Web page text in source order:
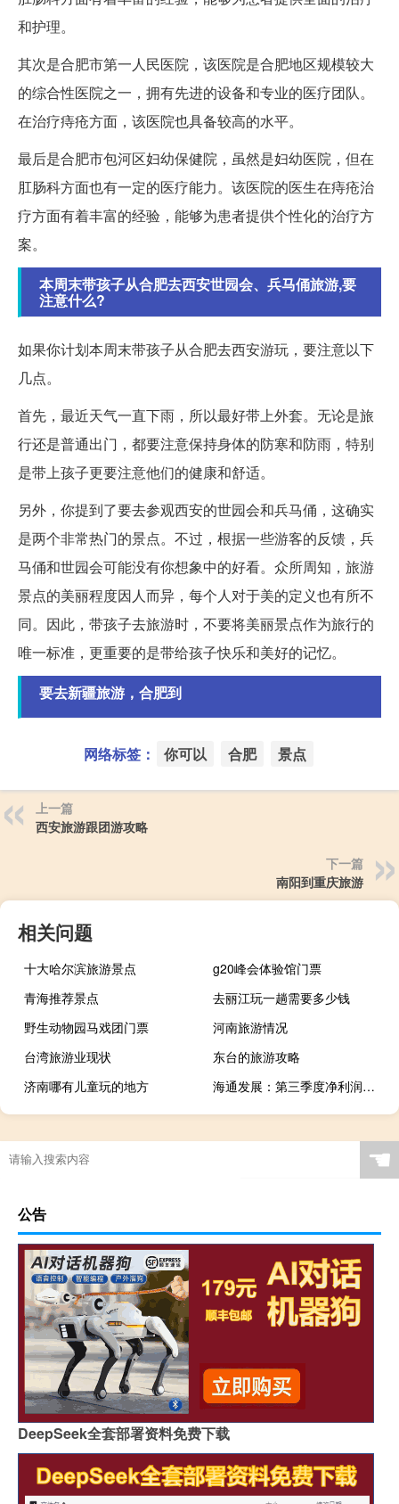
和护理。
其次是合肥市第一人民医院，该医院是合肥地区规模较大
的综合性医院之一，拥有先进的设备和专业的医疗团队。
在治疗痔疮方面，该医院也具备较高的水平。
最后是合肥市包河区妇幼保健院，虽然是妇幼医院，但在
肛肠科方面也有一定的医疗能力。该医院的医生在痔疮治
疗方面有着丰富的经验，能够为患者提供个性化的治疗方
案。
本周末带孩子从合肥去西安世园会、兵马俑旅游,要
注意什么?
如果你计划本周末带孩子从合肥去西安游玩，要注意以下
几点。
首先，最近天气一直下雨，所以最好带上外套。无论是旅
行还是普通出门，都要注意保持身体的防寒和防雨，特别
是带上孩子更要注意他们的健康和舒适。
另外，你提到了要去参观西安的世园会和兵马俑，这确实
是两个非常热门的景点。不过，根据一些游客的反馈，兵
马俑和世园会可能没有你想象中的好看。众所周知，旅游
景点的美丽程度因人而异，每个人对于美的定义也有所不
同。因此，带孩子去旅游时，不要将美丽景点作为旅行的
唯一标准，更重要的是带给孩子快乐和美好的记忆。
要去新疆旅游，合肥到
网络标签： 你可以 合肥 景点
上一篇
西安旅游跟团游攻略
下一篇
南阳到重庆旅游
相关问题
十大哈尔滨旅游景点
g20峰会体验馆门票
青海推荐景点
去丽江玩一趟需要多少钱
野生动物园马戏团门票
河南旅游情况
台湾旅游业现状
东台的旅游攻略
济南哪有儿童玩的地方
海通发展：第三季度净利润同比下降91.96%
☚
公告
DeepSeek全套部署资料免费下载